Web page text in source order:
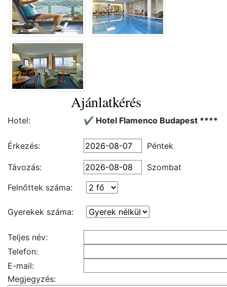
Ajánlatkérés
Hotel: ✔️ Hotel Flamenco Budapest ****
Érkezés: Péntek
Távozás:
Szombat
Felnőttek száma:
Gyerekek száma:
Teljes név:
Telefon:
E-mail:
Megjegyzés: